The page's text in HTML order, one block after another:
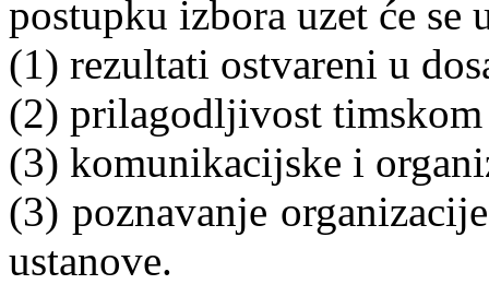
postupku izbora uzet će
(1) rezultati ostvareni u
(2) prilagodljivost timskom
(3) komunikacijske i
(3) poznavanje
ustanove.